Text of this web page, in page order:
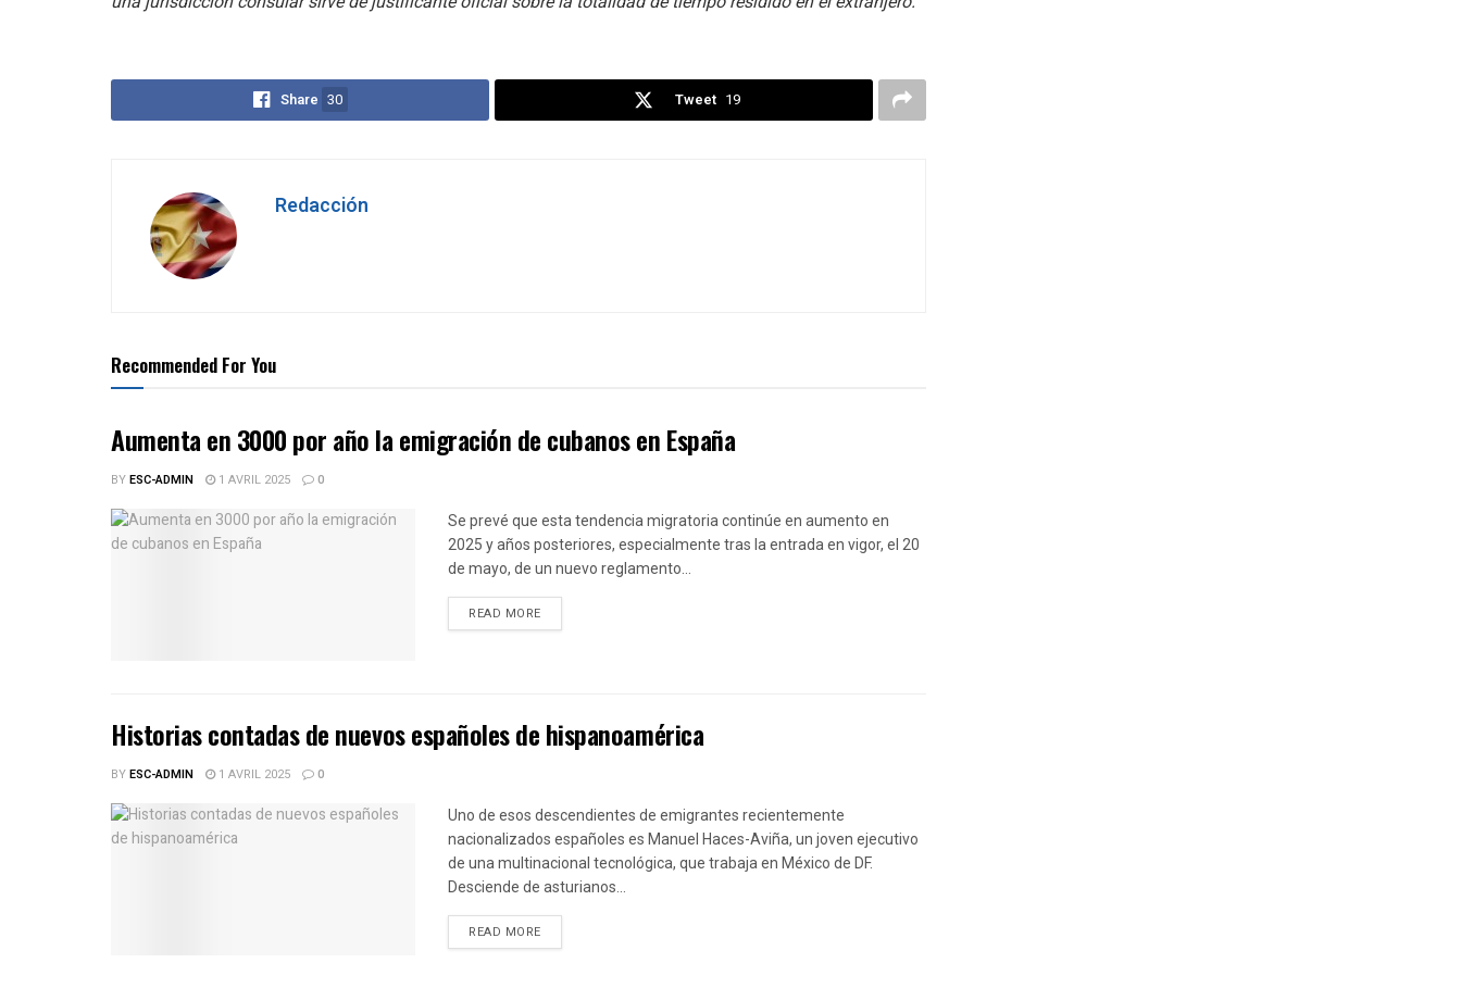
Share 30 Tweet 19
Redacción
Recommended For You
Aumenta en 3000 por año la emigración de cubanos en España
BYESC-ADMIN 1 AVRIL 2025 0
Se prevé que esta tendencia migratoria continúe en aumento en
2025 y años posteriores, especialmente tras la entrada en vigor, el 20
de mayo, de un nuevo reglamento...
READ MOREDETAILS
Historias contadas de nuevos españoles de hispanoamérica
BYESC-ADMIN 1 AVRIL 2025 0
Uno de esos descendientes de emigrantes recientemente
nacionalizados españoles es Manuel Haces-Aviña, un joven ejecutivo
de una multinacional tecnológica, que trabaja en México de DF.
Desciende de asturianos...
READ MOREDETAILS